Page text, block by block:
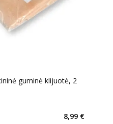
guminė klijuotė, 2
8,99 €